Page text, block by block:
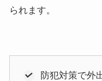
られます。
防犯対策で外